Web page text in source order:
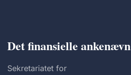
Det finansielle ankenævn
Sekretariatet for